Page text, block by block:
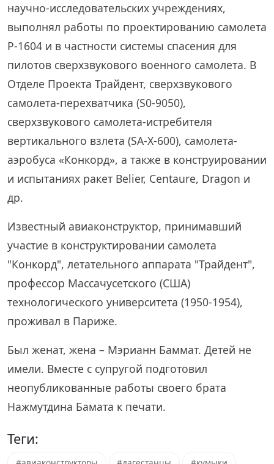
научно-исследовательских учреждениях,
выполнял работы по проектированию самолета
Р-1604 и в частности системы спасения для
пилотов сверхзвукового военного самолета. В
Отделе Проекта Трайдент, сверхзвукового
самолета-перехватчика (S0-9050),
сверхзвукового самолета-истребителя
вертикального взлета (SА-Х-600), самолета-
аэробуса «Конкорд», а также в конструировании
и испытаниях ракет Belier, Centaure, Dragon и
др.
Известный авиаконструктор, принимавший
участие в конструктировании самолета
"Конкорд", летательного аппарата "Трайдент",
профессор Массачусетского (США)
технологического университета (1950-1954),
проживал в Париже.
Был женат, жена – Мэрианн Баммат. Детей не
имели. Вместе с супругой подготовил
неопубликованные работы своего брата
Нажмутдина Бамата к печати.
Теги: